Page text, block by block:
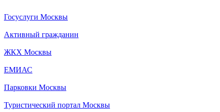
Госуслуги Москвы
Активный гражданин
ЖКХ Москвы
ЕМИАС
Парковки Москвы
Туристический портал Москвы